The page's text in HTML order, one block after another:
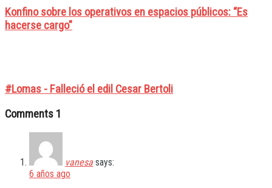
Konfino sobre los operativos en espacios públicos: “Es
hacerse cargo"
#Lomas - Falleció el edil Cesar Bertoli
Comments 1
vanesa says:
6 años ago